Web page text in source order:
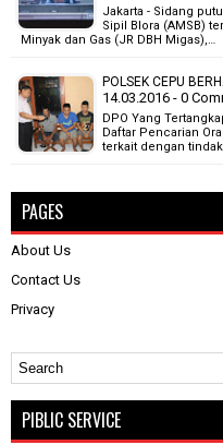
Jakarta - Sidang
Sipil Blora (AMSB)
Minyak dan Gas (JR DBH Migas),…
POLSEK CEPU
14.03.2016 - 0
DPO Yang
Daftar Pencarian
terkait dengan
PAGES
About Us
Contact Us
Privacy
PIBLIC SERVICE